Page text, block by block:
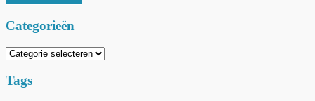
Categorieën
Categorieën
Tags